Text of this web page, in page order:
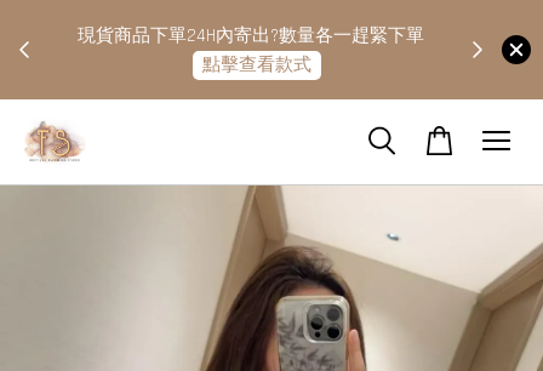
現貨商品下單24H內寄出?數量各一趕緊下單
點擊查看款式